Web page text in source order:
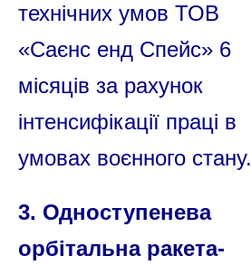
технічних умов ТОВ
«Саєнс енд Спейс» 6
місяців за рахунок
інтенсифікації праці в
умовах воєнного стану.
3. Одноступенева
орбітальна ракета-